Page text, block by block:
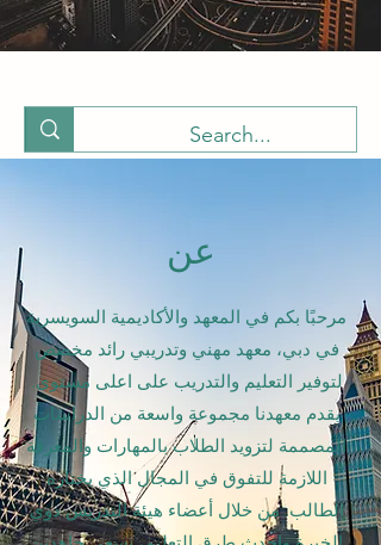
عن
مرحبًا بكم في المعهد والأكاديمية السويسرية
في دبي، معهد مهني وتدريبي رائد مخصص
لتوفير التعليم والتدريب على اعلى مستوى.
يقدم معهدنا مجموعة واسعة من الدراسات
المصممة لتزويد الطلاب بالمهارات والمعرفة
اللازمة للتفوق في المجال الذي يختاره
الطالب. من خلال أعضاء هيئة التدريس ذوي